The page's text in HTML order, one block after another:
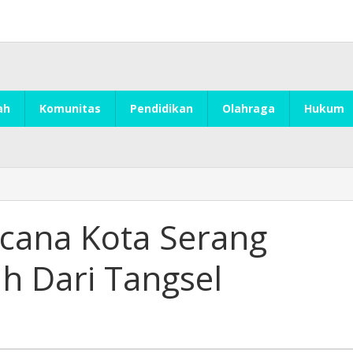
Komunitas Pendidikan Olahraga Hukum
Kota Serang
Dari Tangsel